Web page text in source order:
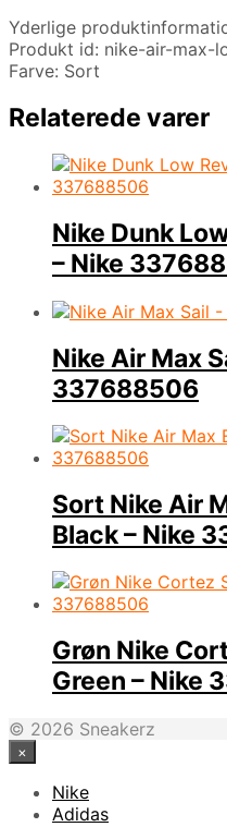
Yderlige
Produkt id: nike-air-max-
Farve: Sort
Relaterede varer
Nike Dunk
– Nike
Nike Air Max
337688506
Sort Nike Air
Black – Nike
Grøn Nike
Green – Nike
© 2026 Sneakerz
×
Nike
Adidas